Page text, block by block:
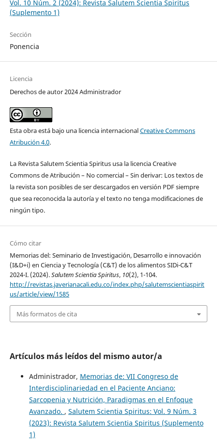
Vol. 10 Núm. 2 (2024): Revista Salutem Scientia Spiritus
(Suplemento 1)
Sección
Ponencia
Licencia
Derechos de autor 2024 Administrador
Esta obra está bajo una licencia internacionalCreative Commons
Atribución 4.0.
La Revista Salutem Scientia Spiritus usa la licencia Creative
Commons de Atribución – No comercial – Sin derivar: Los textos de
la revista son posibles de ser descargados en versión PDF siempre
que sea reconocida la autoría y el texto no tenga modificaciones de
ningún tipo.
Cómo citar
Memorias del: Seminario de Investigación, Desarrollo e innovación
(I&D+i) en Ciencia y Tecnología (C&T) de los alimentos SIDi-C&T
2024-I. (2024).Salutem Scientia Spiritus, 10(2), 1-104.
http://revistas.javerianacali.edu.co/index.php/salutemscientiaspirit
us/article/view/1585
Más formatos de cita
Artículos más leídos del mismo autor/a
Administrador, Memorias de: VII Congreso de
Interdisciplinariedad en el Paciente Anciano:
Sarcopenia y Nutrición, Paradigmas en el Enfoque
Avanzado. , Salutem Scientia Spiritus: Vol. 9 Núm. 3
(2023): Revista Salutem Scientia Spiritus (Suplemento
1)